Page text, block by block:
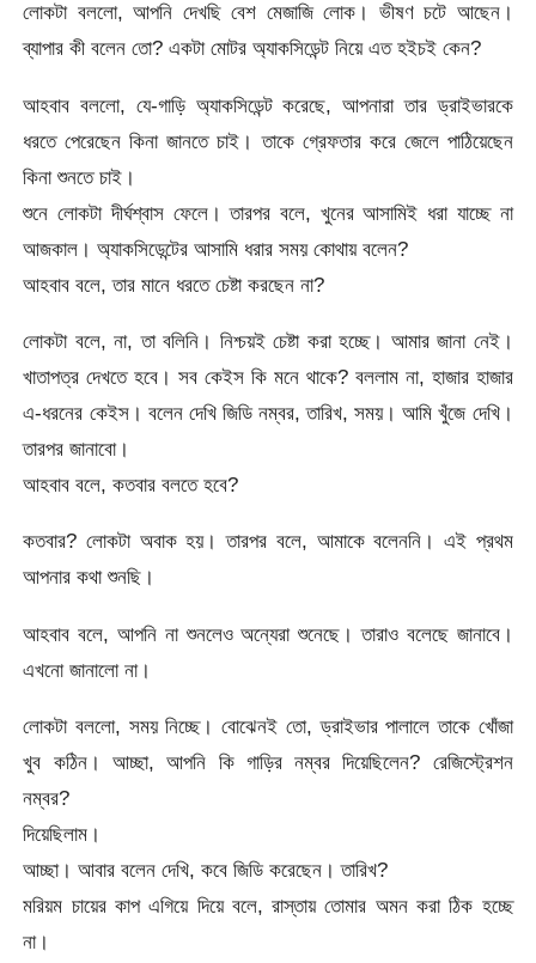
লোকটা বললো, আপনি দেখছি বেশ মেজাজি লোক। ভীষণ চটে আছেন।
ব্যাপার কী বলেন তো? একটা মোটর অ্যাকসিডেন্ট নিয়ে এত হইচই কেন?
আহবাব বললো, যে-গাড়ি অ্যাকসিডেন্ট করেছে, আপনারা তার ড্রাইভারকে
ধরতে পেরেছেন কিনা জানতে চাই। তাকে গ্রেফতার করে জেলে পাঠিয়েছেন
কিনা শুনতে চাই।
শুনে লোকটা দীর্ঘশ্বাস ফেলে। তারপর বলে, খুনের আসামিই ধরা যাচ্ছে না
আজকাল। অ্যাকসিডেন্টের আসামি ধরার সময় কোথায় বলেন?
আহবাব বলে, তার মানে ধরতে চেষ্টা করছেন না?
লোকটা বলে, না, তা বলিনি। নিশ্চয়ই চেষ্টা করা হচ্ছে। আমার জানা নেই।
খাতাপত্র দেখতে হবে। সব কেইস কি মনে থাকে? বললাম না, হাজার হাজার
এ-ধরনের কেইস। বলেন দেখি জিডি নম্বর, তারিখ, সময়। আমি খুঁজে দেখি।
তারপর জানাবো।
আহবাব বলে, কতবার বলতে হবে?
কতবার? লোকটা অবাক হয়। তারপর বলে, আমাকে বলেননি। এই প্রথম
আপনার কথা শুনছি।
আহবাব বলে, আপনি না শুনলেও অন্যেরা শুনেছে। তারাও বলেছে জানাবে।
এখনো জানালো না।
লোকটা বললো, সময় নিচ্ছে। বোঝেনই তো, ড্রাইভার পালালে তাকে খোঁজা
খুব কঠিন। আচ্ছা, আপনি কি গাড়ির নম্বর দিয়েছিলেন? রেজিস্ট্রেশন
নম্বর?
দিয়েছিলাম।
আচ্ছা। আবার বলেন দেখি, কবে জিডি করেছেন। তারিখ?
মরিয়ম চায়ের কাপ এগিয়ে দিয়ে বলে, রাস্তায় তোমার অমন করা ঠিক হচ্ছে
না।